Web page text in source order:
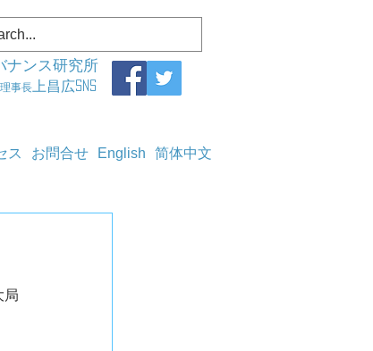
ナンス研究所
理事長 上昌広SNS
ス お問合せ English 简体中文
局